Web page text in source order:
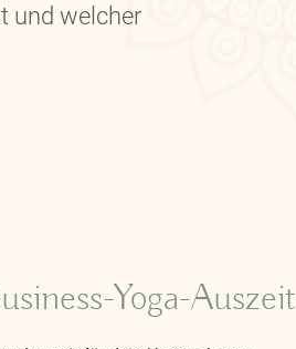
und welcher
Yoga-Auszeit